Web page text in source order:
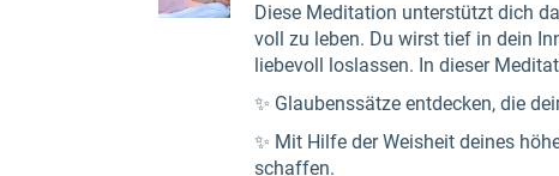
Diese Meditation unterstützt dich
voll zu leben. Du wirst tief in dein
liebevoll loslassen. In dieser
✨ Glaubenssätze entdecken, die
✨ Mit Hilfe der Weisheit deines
schaffen.